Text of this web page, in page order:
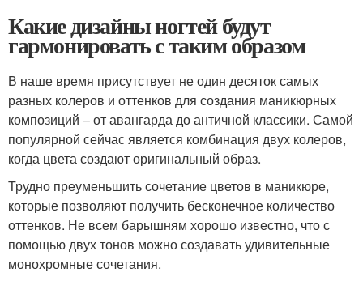
Какие дизайны ногтей будут
гармонировать с таким образом
В наше время присутствует не один десяток самых
разных колеров и оттенков для создания маникюрных
композиций – от авангарда до античной классики. Самой
популярной сейчас является комбинация двух колеров,
когда цвета создают оригинальный образ.
Трудно преуменьшить сочетание цветов в маникюре,
которые позволяют получить бесконечное количество
оттенков. Не всем барышням хорошо известно, что с
помощью двух тонов можно создавать удивительные
монохромные сочетания.